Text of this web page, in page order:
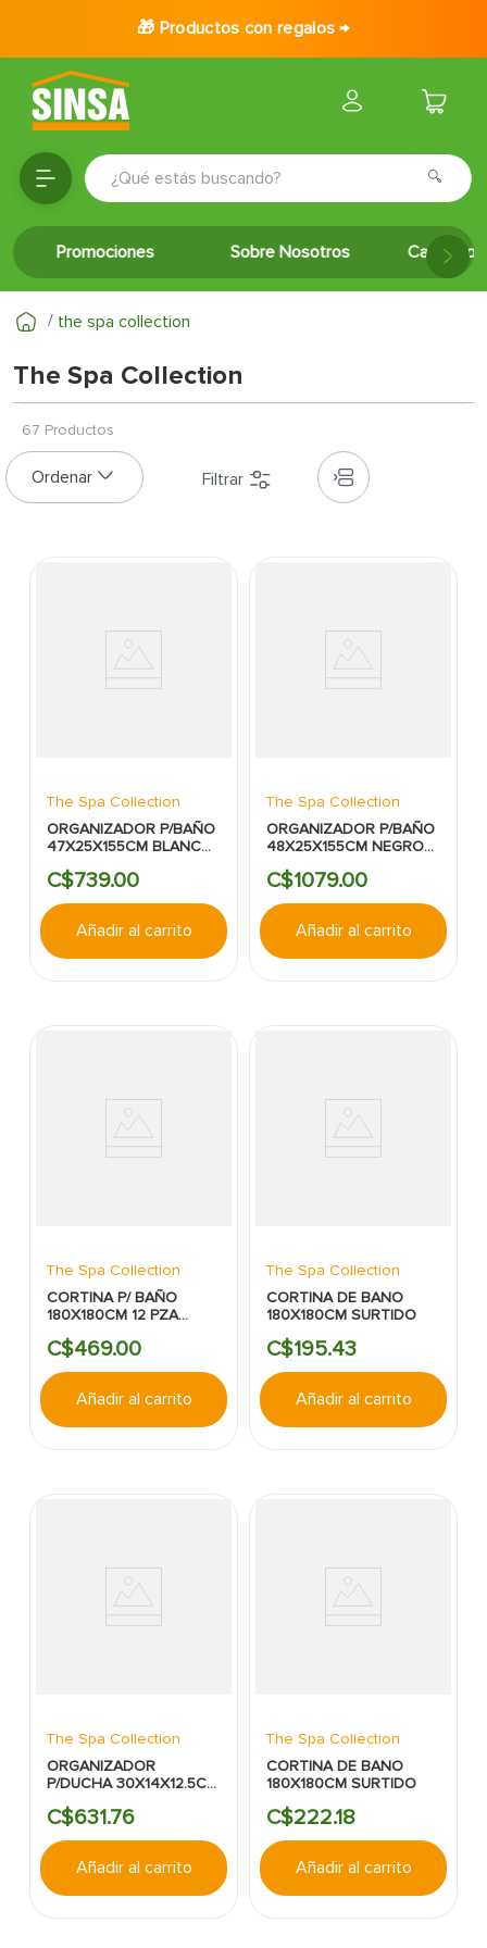
🎁 Productos con regalos →
¿Qué estás buscando?
Promociones Sobre Nosotros Catálogo
the spa collection
The Spa Collection
67 Productos
The Spa Collection
ORGANIZADOR P/BAÑO
47X25X155CM BLANCO
C$739.00
Añadir al carrito
The Spa Collection
ORGANIZADOR P/BAÑO
48X25X155CM NEGRO
C$1079.00
Añadir al carrito
The Spa Collection
CORTINA P/ BAÑO
180X180CM 12 PZA
COLLECTION
C$469.00
Añadir al carrito
The Spa Collection
CORTINA DE BANO
180X180CM SURTIDO
C$195.43
Añadir al carrito
The Spa Collection
ORGANIZADOR
P/DUCHA 30X14X12.5CM
COLLECTION
C$631.76
Añadir al carrito
The Spa Collection
CORTINA DE BANO
180X180CM SURTIDO
C$222.18
Añadir al carrito
TÉRMINOS MÁS BUSCADOS
1.
porcelanato
2.
ceramica
fachaleta
7.
inodoro
puerta